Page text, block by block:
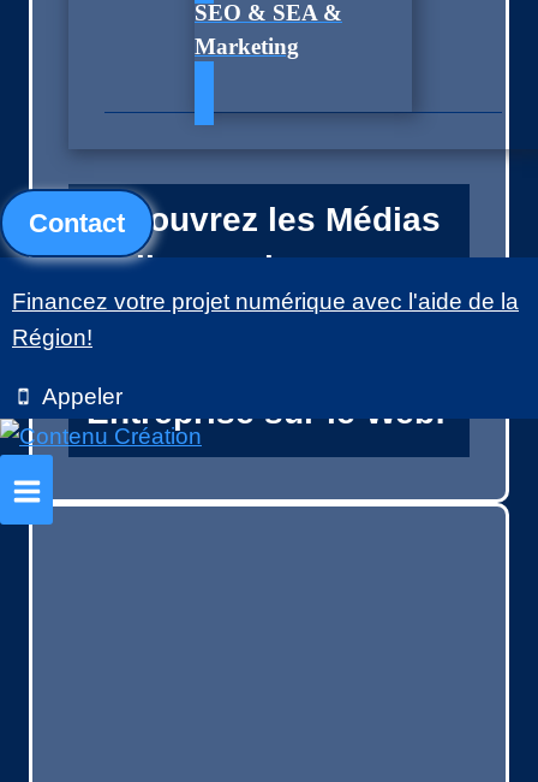
SEO & SEA &
Marketing
Contact
Financez votre projet numérique avec l'aide de la
Région!
Appeler
Découvrez les Médias
en ligne et les
Contenus Numériques
Entreprise sur le Web!